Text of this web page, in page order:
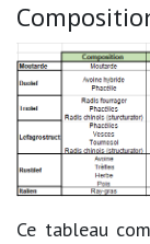
Ce tableau